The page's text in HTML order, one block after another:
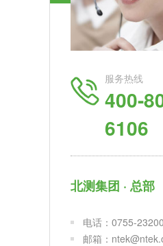
服务热线
400-
6106
北测集团 · 总部
电话：0755-
邮箱：